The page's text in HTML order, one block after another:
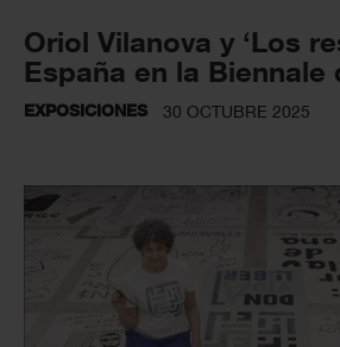
Oriol Vilanova y ‘Los
España en la Biennale
EXPOSICIONES 30 OCTUBRE 2025